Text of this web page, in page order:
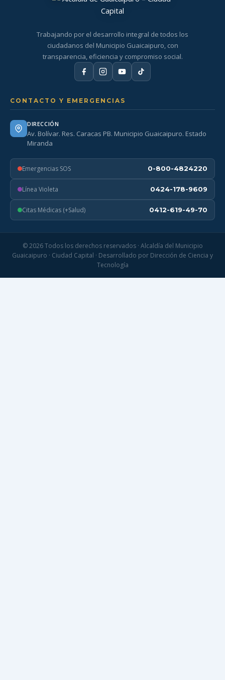
Trabajando por el desarrollo integral de todos los
ciudadanos del Municipio Guaicaipuro, con
transparencia, eficiencia y compromiso social.
CONTACTO Y EMERGENCIAS
DIRECCIÓN
Av. Bolívar. Res. Caracas PB. Municipio Guaicaipuro. Estado
Miranda
Emergencias SOS 0-800-4824220
Línea Violeta 0424-178-9609
Citas Médicas (+Salud) 0412-619-49-70
© 2026 Todos los derechos reservados · Alcaldía del Municipio
Guaicaipuro · Ciudad Capital · Desarrollado por Dirección de Ciencia y
Tecnología